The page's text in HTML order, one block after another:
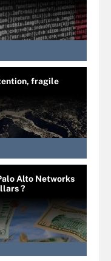
fragile
Alto Networks
?